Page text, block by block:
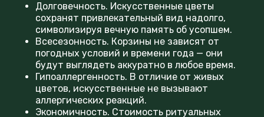
Долговечность. Искусственные цветы
сохранят привлекательный вид надолго,
символизируя вечную память об усопшем.
Всесезонность. Корзины не зависят от
погодных условий и времени года — они
будут выглядеть аккуратно в любое время.
Гипоаллергенность. В отличие от живых
цветов, искусственные не вызывают
аллергических реакций.
Экономичность. Стоимость ритуальных